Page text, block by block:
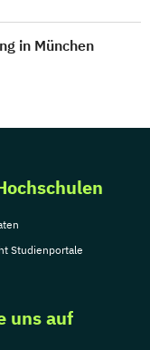
in München
Studienportale
uns auf